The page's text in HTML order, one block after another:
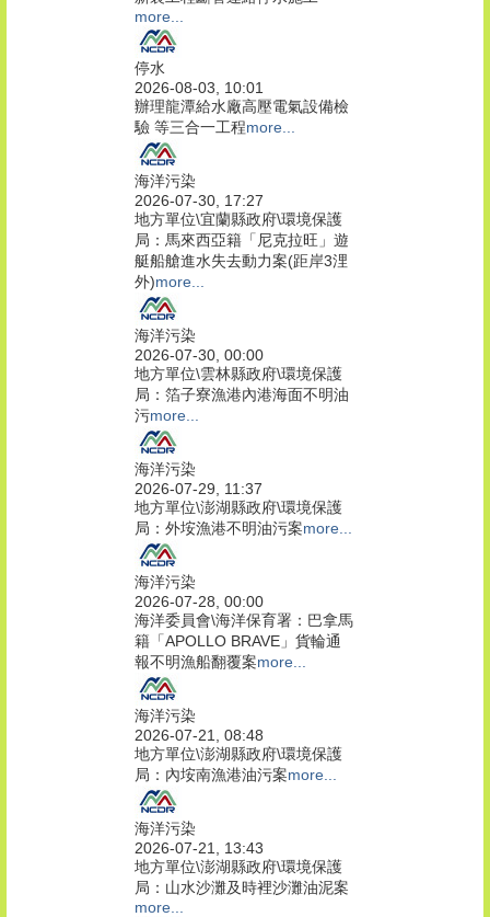
more...
停水
2026-08-03, 10:01
辦理龍潭給水廠高壓電氣設備檢
驗 等三合一工程more...
海洋污染
2026-07-30, 17:27
地方單位\宜蘭縣政府\環境保護
局：馬來西亞籍「尼克拉旺」遊
艇船艙進水失去動力案(距岸3浬
外)more...
海洋污染
2026-07-30, 00:00
地方單位\雲林縣政府\環境保護
局：箔子寮漁港內港海面不明油
污more...
海洋污染
2026-07-29, 11:37
地方單位\澎湖縣政府\環境保護
局：外垵漁港不明油污案more...
海洋污染
2026-07-28, 00:00
海洋委員會\海洋保育署：巴拿馬
籍「APOLLO BRAVE」貨輪通
報不明漁船翻覆案more...
海洋污染
2026-07-21, 08:48
地方單位\澎湖縣政府\環境保護
局：內垵南漁港油污案more...
海洋污染
2026-07-21, 13:43
地方單位\澎湖縣政府\環境保護
局：山水沙灘及時裡沙灘油泥案
more...